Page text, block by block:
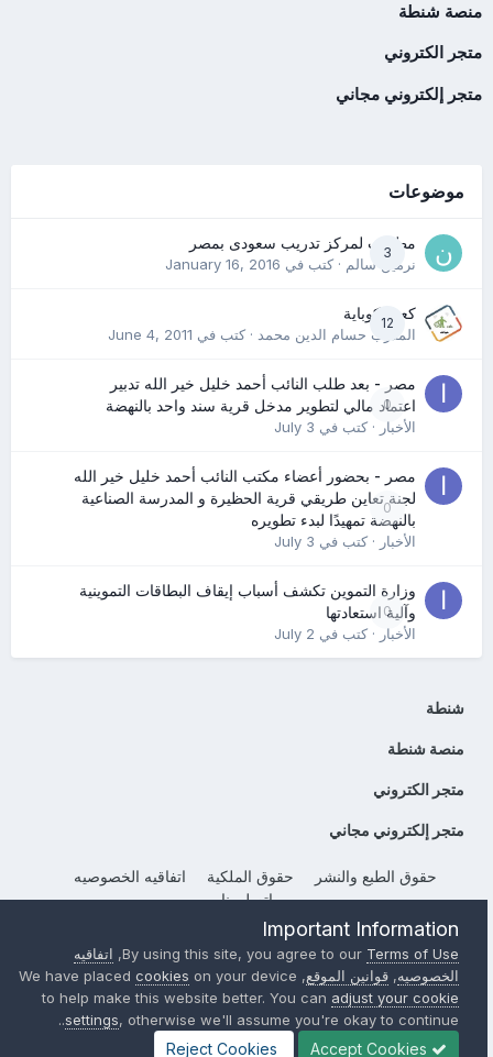
منصة شنطة
متجر الكتروني
متجر إلكتروني مجاني
موضوعات
3
مطلوب لمركز تدريب سعودى بمصر
نرمين سالم· كتب في January 16, 2016
12
كعب كوباية
المدرب حسام الدين محمد· كتب في June 4, 2011
0
مصر - بعد طلب النائب أحمد خليل خير الله تدبير
اعتماد مالي لتطوير مدخل قرية سند واحد بالنهضة
الأخبار· كتب في July 3
0
مصر - بحضور أعضاء مكتب النائب أحمد خليل خير الله
لجنة تعاين طريقي قرية الحظيرة و المدرسة الصناعية
بالنهضة تمهيدًا لبدء تطويره
الأخبار· كتب في July 3
0
وزارة التموين تكشف أسباب إيقاف البطاقات التموينية
وآلية استعادتها
الأخبار· كتب في July 2
شنطة
منصة شنطة
متجر الكتروني
متجر إلكتروني مجاني
حقوق الطبع والنشر حقوق الملكية
اتفاقيه الخصوصيه
إتصل بنا
Powered by Invision CommunityImportant Information
By using this site, you agree to ourTerms of Use
, اتفاقيه
الخصوصيه, قوانين الموقع, We have placed
cookies on your device
to help make this website better. You canadjust your cookie
settings , otherwise we'll assume you're okay to continue..
Accept Cookies